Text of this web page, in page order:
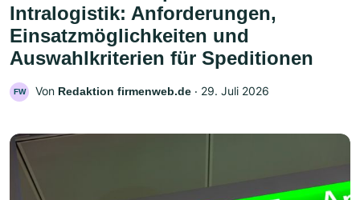
Intralogistik: Anforderungen,
Einsatzmöglichkeiten und
Auswahlkriterien für Speditionen
FW Von Redaktion firmenweb.de ‧ 29. Juli 2026